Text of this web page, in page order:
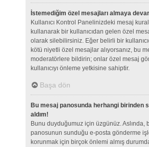
İstemediğim özel mesajları almaya
Kullanıcı Kontrol Panelinizdeki mesaj
kullanarak bir kullanıcıdan gelen özel
olarak silebilirsiniz. Eğer belirli bir
kötü niyetli özel mesajlar alıyorsanız, bu
moderatörlere bildirin; onlar özel mesaj
kullanıcıyı önleme yetkisine sahiptir.
Başa dön
Bu mesaj panosunda herhangi birinden
aldım!
Bunu duyduğumuz için üzgünüz. Aslında,
panosunun sunduğu e-posta gönderme
korunmak için birçok önlemi almış